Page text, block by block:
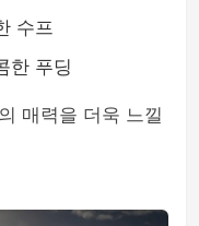
수프
한 푸딩
매력을 더욱 느낄